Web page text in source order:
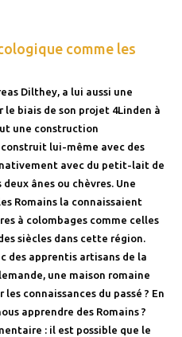
comme les
Dilthey, a lui aussi une
biais de son projet 4Linden à
une construction
lui-même avec des
avec du petit-lait de
ânes ou chèvres. Une
Romains la connaissaient
à colombages comme celles
siècles dans cette région.
des apprentis artisans de la
une maison romaine
connaissances du passé ? En
apprendre des Romains ?
: il est possible que le